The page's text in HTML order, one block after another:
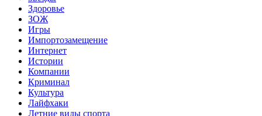
Здоровье
ЗОЖ
Игры
Импортозамещение
Интернет
Истории
Компании
Криминал
Культура
Лайфхаки
Летние виды спорта